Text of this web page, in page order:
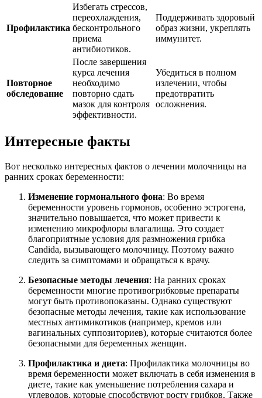
Профилактика
Избегать стрессов,
переохлаждения,
бесконтрольного
приема
антибиотиков.
Поддерживать здоровый
образ жизни, укреплять
иммунитет.
Повторное
обследование
После завершения
курса лечения
необходимо
повторно сдать
мазок для контроля
эффективности.
Убедиться в полном
излечении, чтобы
предотвратить
осложнения.
Интересные факты
Вот несколько интересных фактов о лечении молочницы на
ранних сроках беременности:
Изменение гормонального фона: Во время
беременности уровень гормонов, особенно эстрогена,
значительно повышается, что может привести к
изменению микрофлоры влагалища. Это создает
благоприятные условия для размножения грибка
Candida, вызывающего молочницу. Поэтому важно
следить за симптомами и обращаться к врачу.
Безопасные методы лечения: На ранних сроках
беременности многие противогрибковые препараты
могут быть противопоказаны. Однако существуют
безопасные методы лечения, такие как использование
местных антимикотиков (например, кремов или
вагинальных суппозиториев), которые считаются более
безопасными для беременных женщин.
Профилактика и диета: Профилактика молочницы во
время беременности может включать в себя изменения в
диете, такие как уменьшение потребления сахара и
углеводов, которые способствуют росту грибков. Также